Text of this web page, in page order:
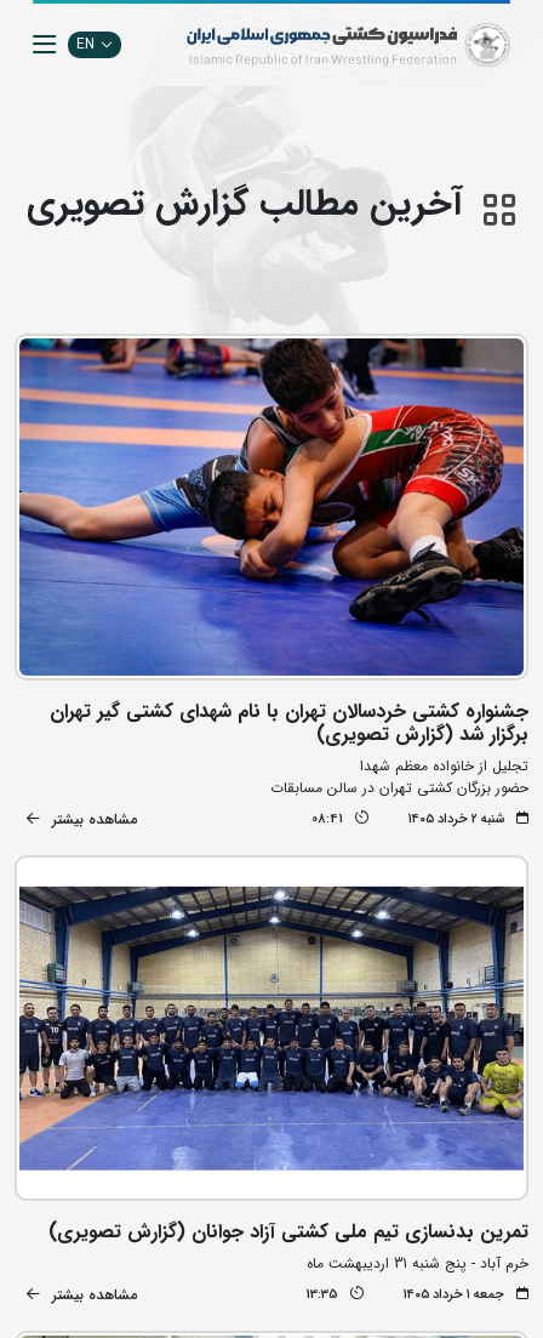
EN
آخرین مطالب گزارش تصويري
جشنواره کشتی خردسالان تهران با نام شهدای کشتی گیر تهران
برگزار شد (گزارش تصویری)
تجلیل از خانواده معظم شهدا
حضور بزرگان کشتی تهران در سالن مسابقات
شنبه ۲ خرداد ۱۴۰۵ 08:41 مشاهده بیشتر
تمرین بدنسازی تیم ملی کشتی آزاد جوانان (گزارش تصویری)
خرم آباد - پنج شنبه 31 اردیبهشت ماه
جمعه ۱ خرداد ۱۴۰۵ 13:35 مشاهده بیشتر